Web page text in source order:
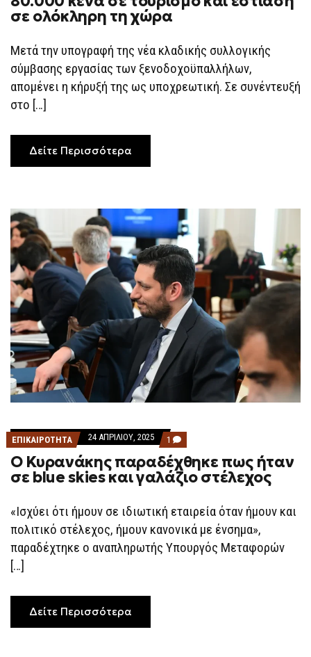
σε ολόκληρη τη χώρα
Μετά την υπογραφή της νέα κλαδικής συλλογικής
σύμβασης εργασίας των ξενοδοχοϋπαλλήλων,
απομένει η κήρυξή της ως υποχρεωτική. Σε συνέντευξή
στο […]
Δείτε Περισσότερα
ΕΠΙΚΑΙΡΟΤΗΤΑ 24 ΑΠΡΙΛΊΟΥ, 2025 1 COMMENT
ON
Ο
ΚΥΡΑΝΆΚΗΣ
ΠΑΡΑΔΈΧΘΗΚΕ
ΣΕ
SKIES
ΚΑΙ
ΓΑΛΆΖΙΟ
Ο Κυρανάκης παραδέχθηκε πως ήταν
σε blue skies και γαλάζιο στέλεχος
«Ισχύει ότι ήμουν σε ιδιωτική εταιρεία όταν ήμουν και
πολιτικό στέλεχος, ήμουν κανονικά με ένσημα»,
παραδέχτηκε ο αναπληρωτής Υπουργός Μεταφορών
[…]
Δείτε Περισσότερα